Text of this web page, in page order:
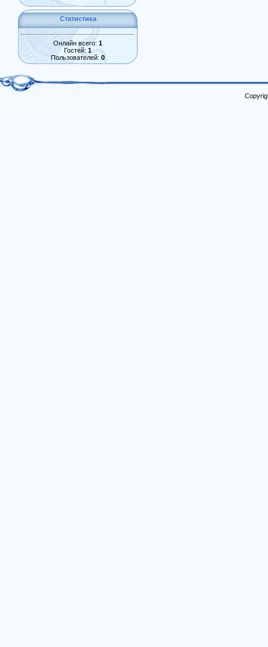
Статистика
Онлайн всего: 1
Гостей: 1
Пользователей: 0